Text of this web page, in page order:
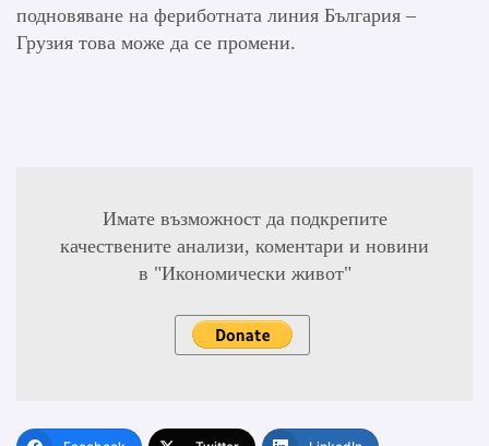
подновяване на фериботната линия България –
Грузия това може да се промени.
Имате възможност да подкрепите
качествените анализи, коментари и новини
в "Икономически живот"